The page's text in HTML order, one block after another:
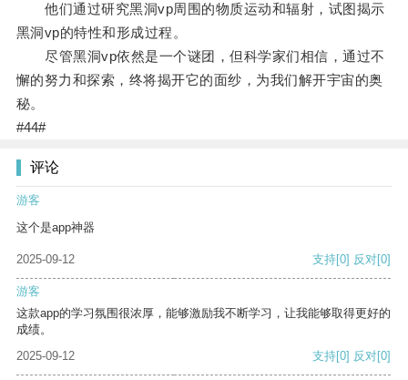
他们通过研究黑洞vp周围的物质运动和辐射，试图揭示
黑洞vp的特性和形成过程。
尽管黑洞vp依然是一个谜团，但科学家们相信，通过不
懈的努力和探索，终将揭开它的面纱，为我们解开宇宙的奥
秘。
#44#
评论
游客
这个是app神器
2025-09-12 支持[0] 反对[0]
游客
这款app的学习氛围很浓厚，能够激励我不断学习，让我能够取得更好的
成绩。
2025-09-12
支持[0] 反对[0]